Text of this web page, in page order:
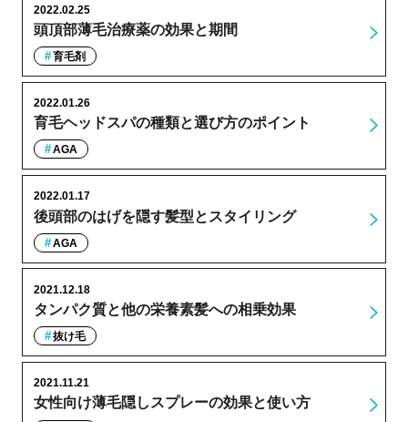
頭頂部薄毛治療薬の効果と期間
2022.02.25
育毛剤
育毛ヘッドスパの種類と選び方のポイント
2022.01.26
AGA
後頭部のはげを隠す髪型とスタイリング
2022.01.17
AGA
タンパク質と他の栄養素髪への相乗効果
2021.12.18
抜け毛
女性向け薄毛隠しスプレーの効果と使い方
2021.11.21